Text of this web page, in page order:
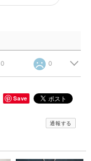
0 0
Save
通報する